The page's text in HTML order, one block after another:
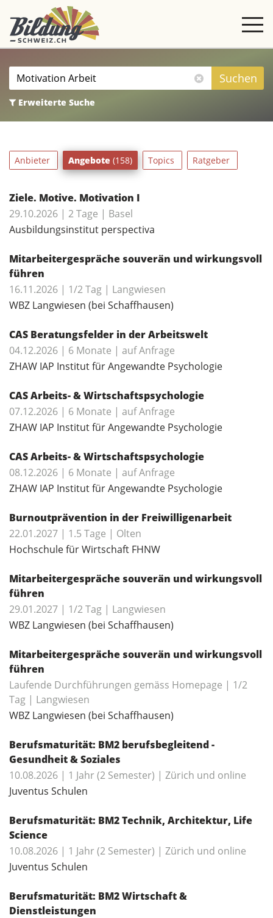
Suchen
Erweiterte Suche
Angebote
filtern
Anbieter Angebote (158) Topics Ratgeber
Ziele. Motive. Motivation I
29.10.2026 | 2 Tage | Basel
Ausbildungsinstitut perspectiva
Mitarbeitergespräche souverän und wirkungsvoll
führen
16.11.2026 | 1/2 Tag | Langwiesen
WBZ Langwiesen (bei Schaffhausen)
CAS Beratungsfelder in der Arbeitswelt
04.12.2026 | 6 Monate | auf Anfrage
ZHAW IAP Institut für Angewandte Psychologie
CAS Arbeits- & Wirtschaftspsychologie
07.12.2026 | 6 Monate | auf Anfrage
ZHAW IAP Institut für Angewandte Psychologie
CAS Arbeits- & Wirtschaftspsychologie
08.12.2026 | 6 Monate | auf Anfrage
ZHAW IAP Institut für Angewandte Psychologie
Burnoutprävention in der Freiwilligenarbeit
22.01.2027 | 1.5 Tage | Olten
Hochschule für Wirtschaft FHNW
Mitarbeitergespräche souverän und wirkungsvoll
führen
29.01.2027 | 1/2 Tag | Langwiesen
WBZ Langwiesen (bei Schaffhausen)
Mitarbeitergespräche souverän und wirkungsvoll
führen
Laufende Durchführungen gemäss Homepage | 1/2
Tag | Langwiesen
WBZ Langwiesen (bei Schaffhausen)
Berufsmaturität: BM2 berufsbegleitend -
Gesundheit & Soziales
10.08.2026 | 1 Jahr (2 Semester) | Zürich und online
Juventus Schulen
Berufsmaturität: BM2 Technik, Architektur, Life
Science
10.08.2026 | 1 Jahr (2 Semester) | Zürich und online
Juventus Schulen
Berufsmaturität: BM2 Wirtschaft &
Dienstleistungen